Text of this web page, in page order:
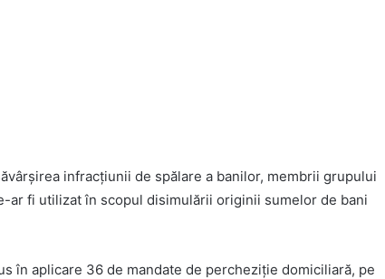
infracțiunii de spălare a banilor, membrii grupului
ar fi utilizat în scopul disimulării originii sumelor de bani
în aplicare 36 de mandate de percheziție domiciliară, pe